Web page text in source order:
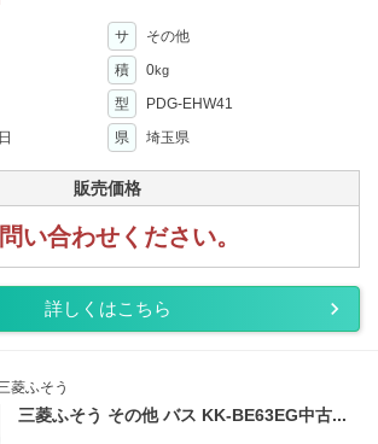
サ
その他
積 0kg
型
PDG-EHW41
県 埼玉県
販売価格
い合わせください。
詳しくはこちら
菱ふそう
三菱ふそう その他 バス KK-BE63EG中古...